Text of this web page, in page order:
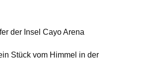
der Insel Cayo Arena
Stück vom Himmel in der